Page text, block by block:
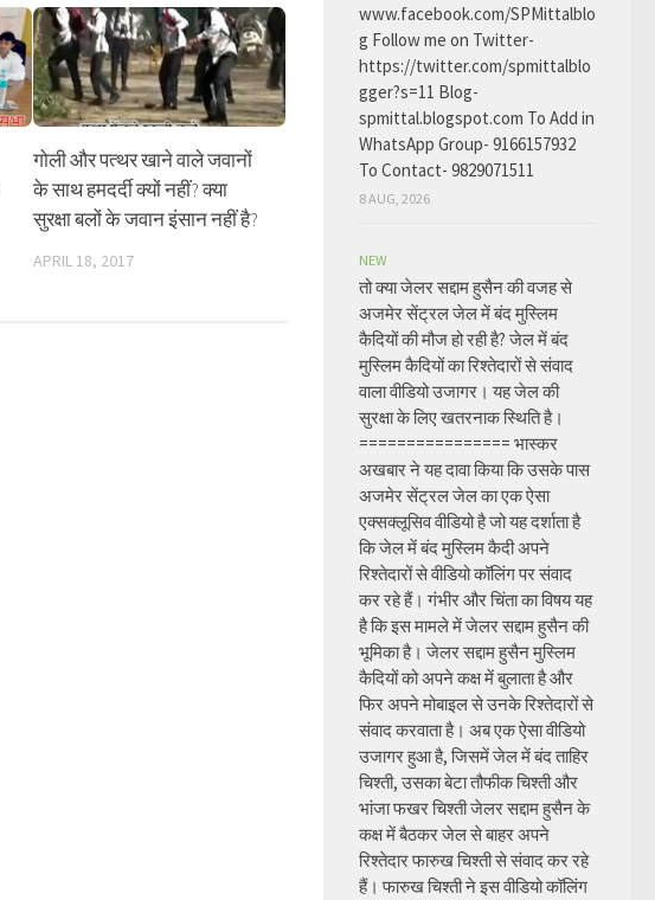
गोली और पत्थर खाने वाले जवानों
के साथ हमदर्दी क्यों नहीं? क्या
सुरक्षा बलों के जवान इंसान नहीं है?
APRIL 18, 2017
www.facebook.com/SPMittalblo
g Follow me on Twitter-
https://twitter.com/spmittalblo
gger?s=11 Blog-
spmittal.blogspot.com To Add in
WhatsApp Group- 9166157932
To Contact- 9829071511
8 AUG, 2026
NEW
तो क्या जेलर सद्दाम हुसैन की वजह से
अजमेर सेंट्रल जेल में बंद मुस्लिम
कैदियों की मौज हो रही है? जेल में बंद
मुस्लिम कैदियों का रिश्तेदारों से संवाद
वाला वीडियो उजागर। यह जेल की
सुरक्षा के लिए खतरनाक स्थिति है।
================ भास्कर
अखबार ने यह दावा किया कि उसके पास
अजमेर सेंट्रल जेल का एक ऐसा
एक्सक्लूसिव वीडियो है जो यह दर्शाता है
कि जेल में बंद मुस्लिम कैदी अपने
रिश्तेदारों से वीडियो कॉलिंग पर संवाद
कर रहे हैं। गंभीर और चिंता का विषय यह
है कि इस मामले में जेलर सद्दाम हुसैन की
भूमिका है। जेलर सद्दाम हुसैन मुस्लिम
कैदियों को अपने कक्ष में बुलाता है और
फिर अपने मोबाइल से उनके रिश्तेदारों से
संवाद करवाता है। अब एक ऐसा वीडियो
उजागर हुआ है, जिसमें जेल में बंद ताहिर
चिश्ती, उसका बेटा तौफीक चिश्ती और
भांजा फखर चिश्ती जेलर सद्दाम हुसैन के
कक्ष में बैठकर जेल से बाहर अपने
रिश्तेदार फारुख चिश्ती से संवाद कर रहे
हैं। फारुख चिश्ती ने इस वीडियो कॉलिंग